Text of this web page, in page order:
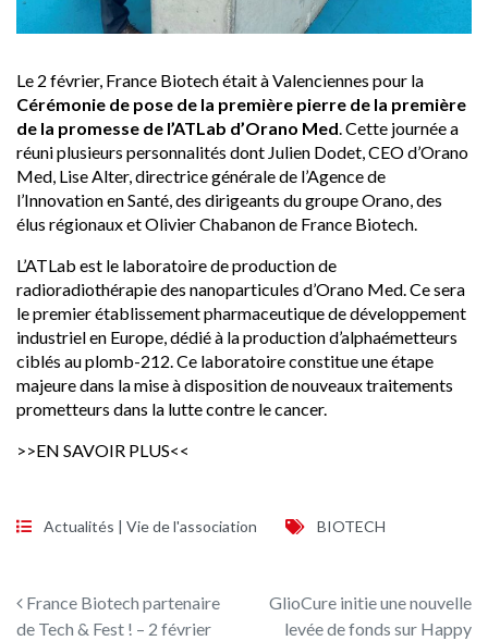
Le 2 février, France Biotech était à Valenciennes pour la
Cérémonie de pose de la première pierre de la première
de la promesse de l’ATLab d’Orano Med. Cette journée a
réuni plusieurs personnalités dont Julien Dodet, CEO d’Orano
Med, Lise Alter, directrice générale de l’Agence de
l’Innovation en Santé, des dirigeants du groupe Orano, des
élus régionaux et Olivier Chabanon de France Biotech.
L’ATLab est le laboratoire de production de
radioradiothérapie des nanoparticules d’Orano Med. Ce sera
le premier établissement pharmaceutique de développement
industriel en Europe, dédié à la production d’alphaémetteurs
ciblés au plomb-212. Ce laboratoire constitue une étape
majeure dans la mise à disposition de nouveaux traitements
prometteurs dans la lutte contre le cancer.
>>EN SAVOIR PLUS<<
Actualités | Vie de l'association BIOTECH
Navigation des articles
France Biotech partenaire
de Tech & Fest ! – 2 février
GlioCure initie une nouvelle
levée de fonds sur Happy